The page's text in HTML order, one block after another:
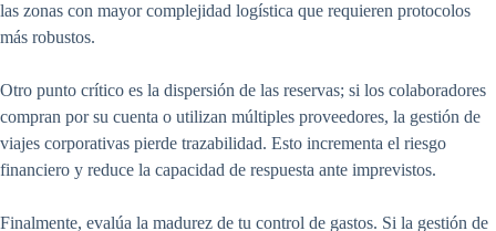
las zonas con mayor complejidad logística que requieren protocolos
más robustos.
Otro punto crítico es la dispersión de las reservas; si los colaboradores
compran por su cuenta o utilizan múltiples proveedores, la gestión de
viajes corporativas pierde trazabilidad. Esto incrementa el riesgo
financiero y reduce la capacidad de respuesta ante imprevistos.
Finalmente, evalúa la madurez de tu control de gastos. Si la gestión de